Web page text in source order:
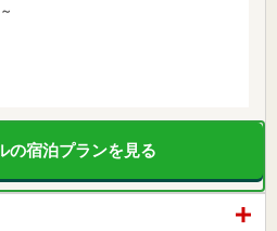
の宿泊プランを見る